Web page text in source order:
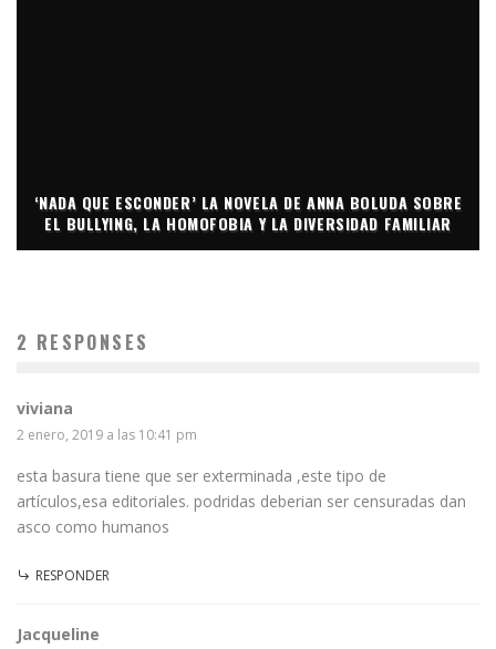
‘NADA QUE ESCONDER’ LA NOVELA DE ANNA BOLUDA SOBRE
EL BULLYING, LA HOMOFOBIA Y LA DIVERSIDAD FAMILIAR
2 RESPONSES
viviana
2 enero, 2019 a las 10:41 pm
esta basura tiene que ser exterminada ,este tipo de
artículos,esa editoriales. podridas deberian ser censuradas dan
asco como humanos
RESPONDER
Jacqueline